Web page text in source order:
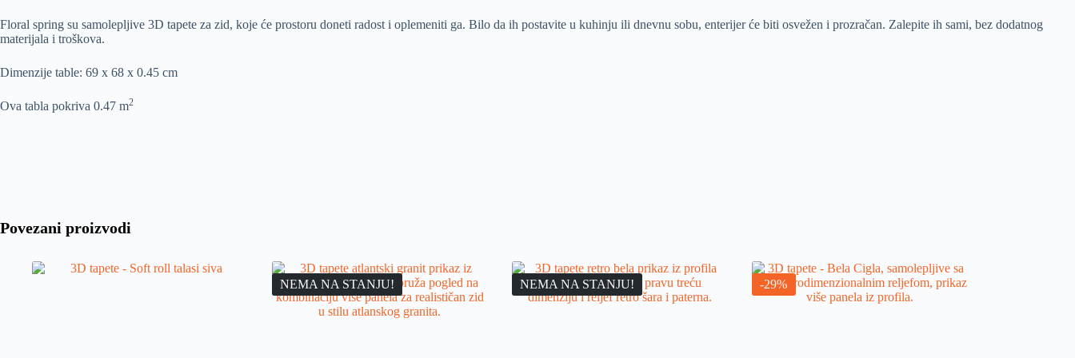
Floral spring su samolepljive 3D tapete za zid, koje će prostoru doneti radost i oplemeniti ga. Bilo da ih postavite u kuhinju ili dnevnu sobu, enterijer će biti osvežen i prozračan. Zalepite ih sami, bez dodatnog
materijala i troškova.
Dimenzije table: 69 x 68 x 0.45 cm
Ova tabla pokriva 0.47 m2
Povezani proizvodi
NEMA NA STANJU! NEMA NA STANJU! -29%